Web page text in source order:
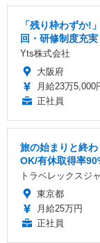
「残り枠わずか!
回・研修制度充実
Yts株式会社
大阪府
月給23万5,000
正社員
旅の始まりと終
OK/有休取得率
トラベレックスジ
東京都
月給25万円
正社員